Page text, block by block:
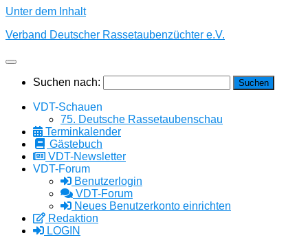
Unter dem Inhalt
Verband Deutscher Rassetaubenzüchter e.V.
Suchen nach:
VDT-Schauen
75. Deutsche Rassetaubenschau
Terminkalender
Gästebuch
VDT-Newsletter
VDT-Forum
Benutzerlogin
VDT-Forum
Neues Benutzerkonto einrichten
Redaktion
LOGIN